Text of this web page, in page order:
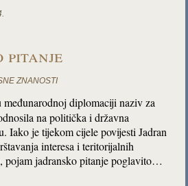
pitanje
ZNANOSTI
međunarodnoj diplomaciji naziv za
na politička i državna
Iako je tijekom cijele povijesti Jadran
interesa i teritorijalnih
pojam jadransko pitanje poglavito…